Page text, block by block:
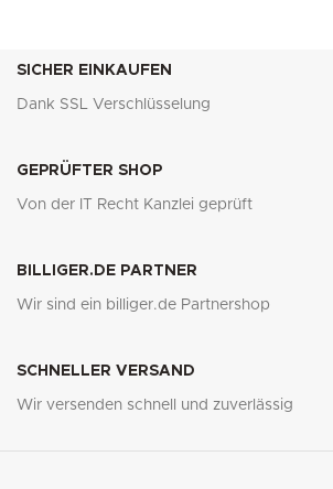
SICHER EINKAUFEN
Dank SSL Verschlüsselung
GEPRÜFTER SHOP
Von der IT Recht Kanzlei geprüft
BILLIGER.DE PARTNER
Wir sind ein billiger.de Partnershop
SCHNELLER VERSAND
Wir versenden schnell und zuverlässig